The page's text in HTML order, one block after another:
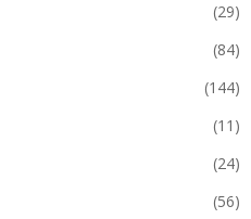
(29)
(84)
(144)
(11)
(24)
(56)